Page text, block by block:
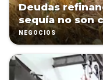
Deudas
sequía no son
NEGOCIOS